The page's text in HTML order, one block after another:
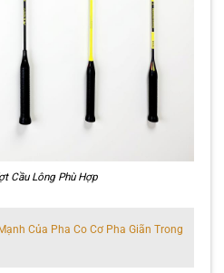
Cầu Lông Phù Hợp
Của Pha Co Cơ Pha Giãn Trong